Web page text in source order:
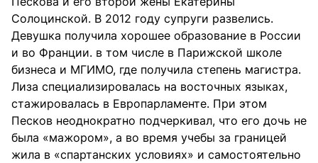
Солоцинской. В 2012 году супруги развелись.
Девушка получила хорошее образование в России
и во Франции. в том числе в Парижской школе
бизнеса и МГИМО, где получила степень магистра.
Лиза специализировалась на восточных языках,
стажировалась в Европарламенте. При этом
Песков неоднократно подчеркивал, что его дочь не
была «мажором», а во время учебы за границей
жила в «спартанских условиях» и самостоятельно